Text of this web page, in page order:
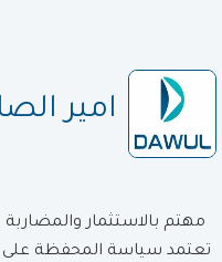
امير
مهتم بالاستثمار
تعتمد سياسة المحفظة على